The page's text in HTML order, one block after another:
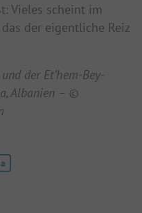
Vieles scheint im
der eigentliche Reiz
der Et’hem-Bey-
Albanien – ©